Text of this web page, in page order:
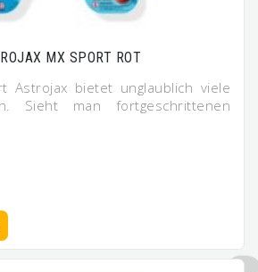
MX SPORT ROT
Astrojax bietet unglaublich viele
Sieht man fortgeschrittenen